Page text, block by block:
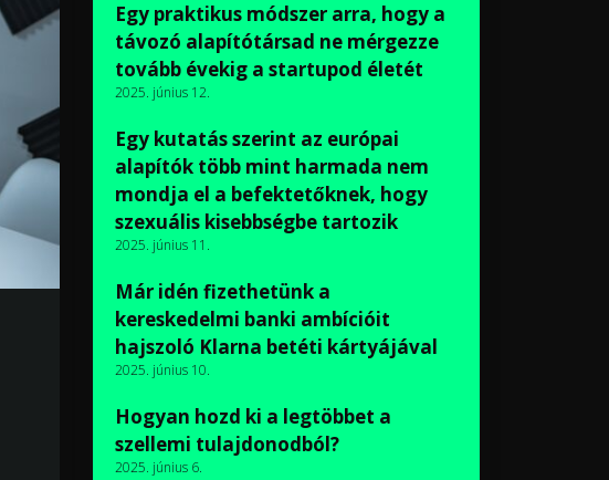
Egy praktikus módszer arra, hogy a
távozó alapítótársad ne mérgezze
tovább évekig a startupod életét
2025. június 12.
Egy kutatás szerint az európai
alapítók több mint harmada nem
mondja el a befektetőknek, hogy
szexuális kisebbségbe tartozik
2025. június 11.
Már idén fizethetünk a
kereskedelmi banki ambícióit
hajszoló Klarna betéti kártyájával
2025. június 10.
Hogyan hozd ki a legtöbbet a
szellemi tulajdonodból?
2025. június 6.